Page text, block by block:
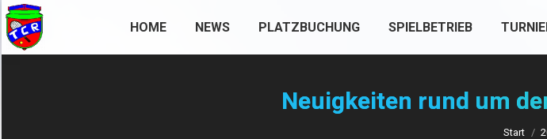
HOME NEWS PLATZBUCHUNG SPIELBETRIEB
Neuigkeiten rund um
Start